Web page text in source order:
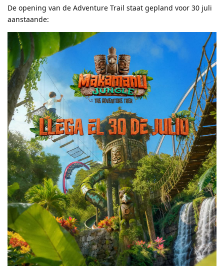
De opening van de Adventure Trail staat gepland voor 30 juli
aanstaande: